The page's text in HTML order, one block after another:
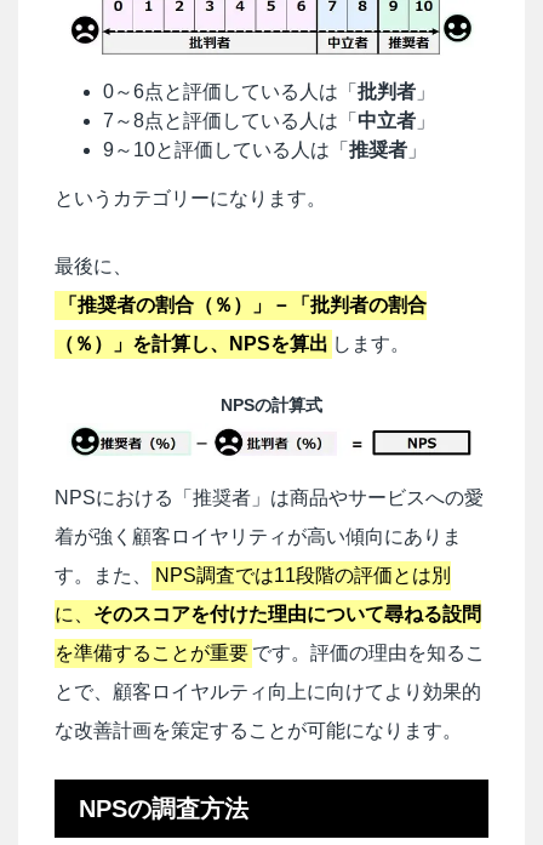
0～6点と評価している人は「 批判者 」
7～8点と評価している人は「 中立者 」
9～10と評価している人は「 推奨者 」
というカテゴリーになります。
最後に、
「推奨者の割合（％）」－「批判者の割合
（％）」を計算し、NPSを算出 します。
NPSの計算式
NPSにおける「推奨者」は商品やサービスへの愛
着が強く顧客ロイヤリティが高い傾向にありま
す。また、
NPS調査では11段階の評価とは別
に、 そのスコアを付けた理由について尋ねる設問
を準備することが重要 です。評価の理由を知るこ
とで、顧客ロイヤルティ向上に向けてより効果的
な改善計画を策定することが可能になります。
NPSの調査方法